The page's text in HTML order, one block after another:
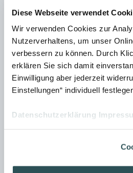
Diese Webseite verwendet
Wir verwenden Cookies zur
Nutzerverhaltens, um unser
verbessern zu können. Durch
erklären Sie sich damit
Einwilligung aber jederzeit
Einstellungen“ individuell
Datenschutzerklärung
Systems muss vor dem
Inbetriebnahme erstellt und
werden.
Sie muss klar, verständlich
mindestens die in Anhang IV
genannten Angaben
EU-
Technische Dokumentation